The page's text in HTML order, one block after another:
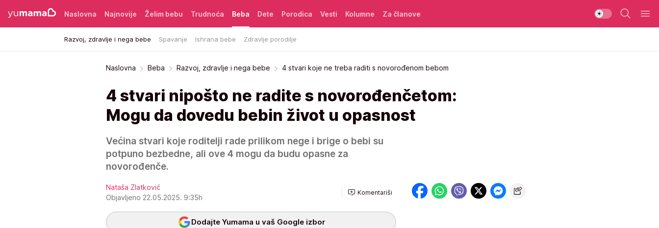
Naslovna Najnovije Želim bebu Trudnoća Beba
Razvoj, zdravlje i nega bebe Spavanje Ishrana bebe Zdravlje porodilje
Dete Porodica Vesti Kolumne Za članove
Naslovna Beba Razvoj, zdravlje i nega bebe 4 stvari koje ne treba raditi s novorođenom bebom
4 stvari nipošto ne radite s novorođenčetom:
Mogu da dovedu bebin život u opasnost
Većina stvari koje roditelji rade prilikom nege i brige o bebi su
potpuno bezbedne, ali ove 4 mogu da budu opasne za
novorođenče.
Nataša Zlatković
Objavljeno 22.05.2025. 9:35h
Komentariši
Dodajte Yumama u vaš Google izbor